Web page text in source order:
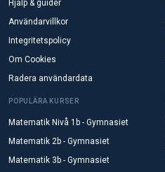
Hjälp & guider
Användarvillkor
Integritetspolicy
Om Cookies
Radera användardata
POPULÄRA KURSER
Matematik Nivå 1b - Gymnasiet
Matematik 2b - Gymnasiet
Matematik 3b - Gymnasiet